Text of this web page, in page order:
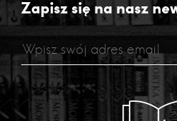
Zapisz się na nasz